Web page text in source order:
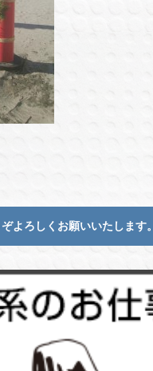
よろしくお願いいたします。